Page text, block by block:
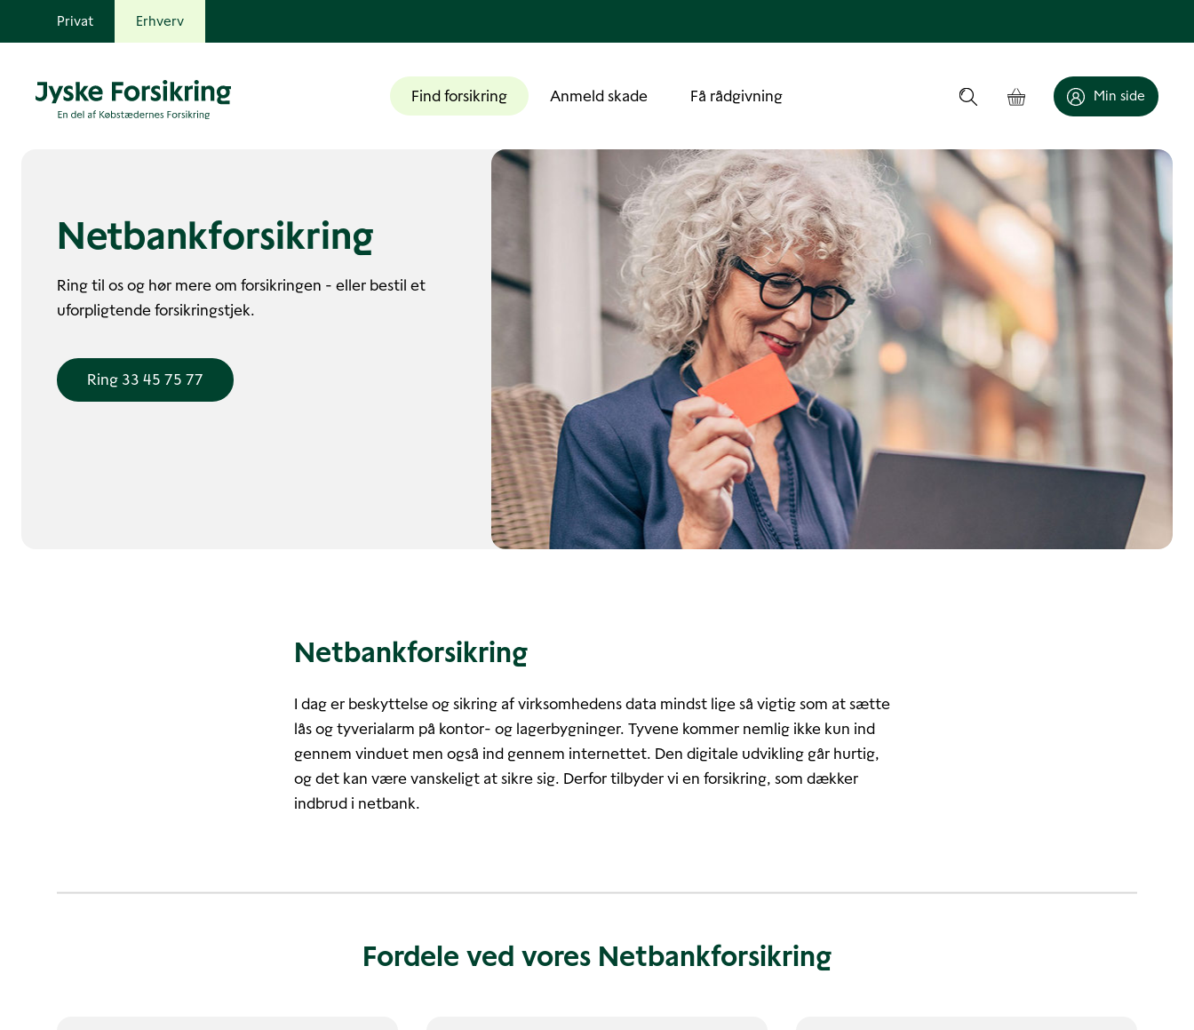
Privat Erhverv
Find forsikring Anmeld skade Få rådgivning Min side
Netbank­forsikring
Ring til os og hør mere om forsikringen - eller bestil et
uforpligtende forsikringstjek.
Ring 33 45 75 77
Netbankforsikring
I dag er beskyttelse og sikring af virksomhedens data mindst lige så vigtig som at sætte
lås og tyverialarm på kontor- og lagerbygninger. Tyvene kommer nemlig ikke kun ind
gennem vinduet men også ind gennem internettet. Den digitale udvikling går hurtig,
og det kan være vanskeligt at sikre sig. Derfor tilbyder vi en forsikring, som dækker
indbrud i netbank.
Fordele ved vores Netbankforsikring